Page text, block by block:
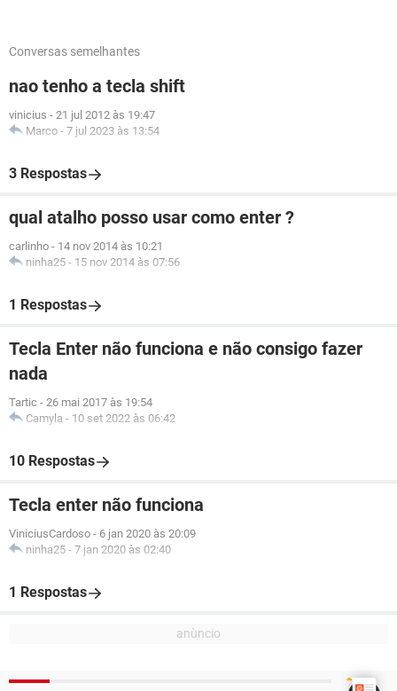
Conversas semelhantes
nao tenho a tecla shift
vinicius - 21 jul 2012 às 19:47
Marco - 7 jul 2023 às 13:54
3 Respostas
qual atalho posso usar como enter ?
carlinho - 14 nov 2014 às 10:21
ninha25 - 15 nov 2014 às 07:56
1 Respostas
Tecla Enter não funciona e não consigo fazer
nada
Tartic - 26 mai 2017 às 19:54
Camyla - 10 set 2022 às 06:42
10 Respostas
Tecla enter não funciona
ViniciusCardoso - 6 jan 2020 às 20:09
ninha25 - 7 jan 2020 às 02:40
1 Respostas